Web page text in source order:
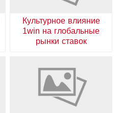
Культурное влияние
1win на глобальные
рынки ставок